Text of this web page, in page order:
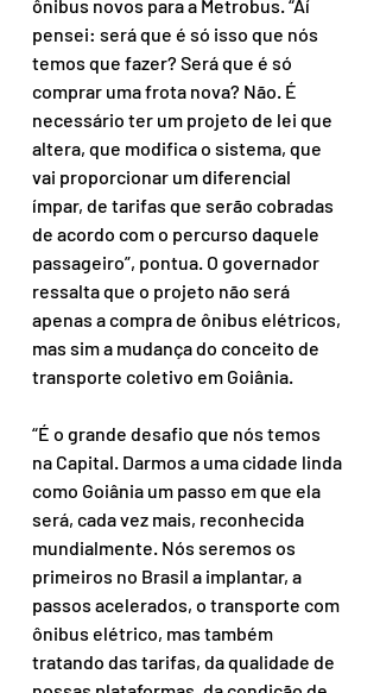
ônibus novos para a Metrobus. “Aí
pensei: será que é só isso que nós
temos que fazer? Será que é só
comprar uma frota nova? Não. É
necessário ter um projeto de lei que
altera, que modifica o sistema, que
vai proporcionar um diferencial
ímpar, de tarifas que serão cobradas
de acordo com o percurso daquele
passageiro”, pontua. O governador
ressalta que o projeto não será
apenas a compra de ônibus elétricos,
mas sim a mudança do conceito de
transporte coletivo em Goiânia.
“É o grande desafio que nós temos
na Capital. Darmos a uma cidade linda
como Goiânia um passo em que ela
será, cada vez mais, reconhecida
mundialmente. Nós seremos os
primeiros no Brasil a implantar, a
passos acelerados, o transporte com
ônibus elétrico, mas também
tratando das tarifas, da qualidade de